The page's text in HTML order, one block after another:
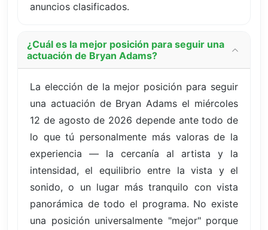
anuncios clasificados.
¿Cuál es la mejor posición para seguir una
actuación de Bryan Adams?
La elección de la mejor posición para seguir
una actuación de Bryan Adams el miércoles
12 de agosto de 2026 depende ante todo de
lo que tú personalmente más valoras de la
experiencia — la cercanía al artista y la
intensidad, el equilibrio entre la vista y el
sonido, o un lugar más tranquilo con vista
panorámica de todo el programa. No existe
una posición universalmente "mejor" porque